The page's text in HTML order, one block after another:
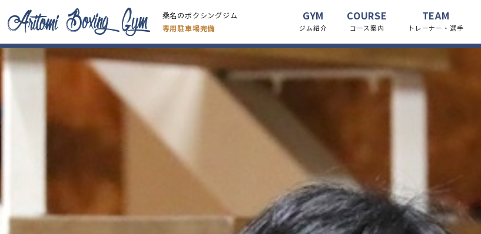
桑名のボクシングジム
専用駐車場完備
GYM
ジム紹介
COURSE
コース案内
TEAM
トレーナー・選手